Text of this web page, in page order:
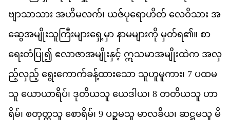
ဗသသ အဟမလက်၊ ယဇပရဟတ လဝသ အ
ဆအမသ ကမရ မ နမမက မတရ၏။ စ
ရတ ပြု၍ ဧလဇအမနင ဣသမအမထက အလ
ညလည ရကကခနထသ သဟမကား၊ 7 ပထမ
သ ယယရပ်၊ ဒတယသ ယဒ ယ၊ 8 တတယသ ဟ
ရမ်၊ စတတသ စရမ်၊ 9 ပဥမသ မလခယ၊ ဆဋမသ မ